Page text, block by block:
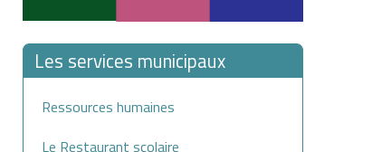
Les services municipaux
Ressources humaines
Le Restaurant scolaire